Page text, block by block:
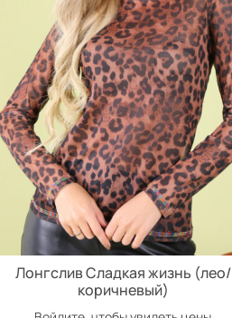
Лонгслив Сладкая жизнь (лео/
коричневый)